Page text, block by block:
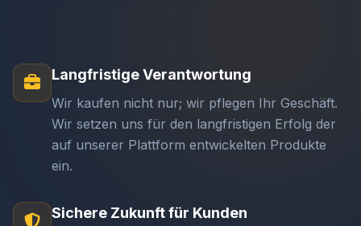
Langfristige Verantwortung
Wir kaufen nicht nur; wir pflegen Ihr Geschäft.
Wir setzen uns für den langfristigen Erfolg der
auf unserer Plattform entwickelten Produkte
ein.
Sichere Zukunft für Kunden